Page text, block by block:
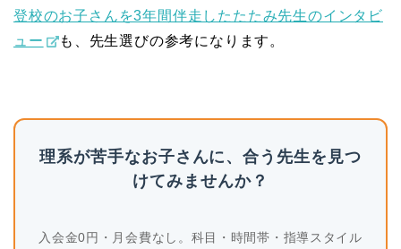
登校のお子さんを3年間伴走したたたみ先生のインタビ
ュー
も、先生選びの参考になります。
理系が苦手なお子さんに、合う先生を見つ
けてみませんか？
入会金0円・月会費なし。科目・時間帯・指導スタイル